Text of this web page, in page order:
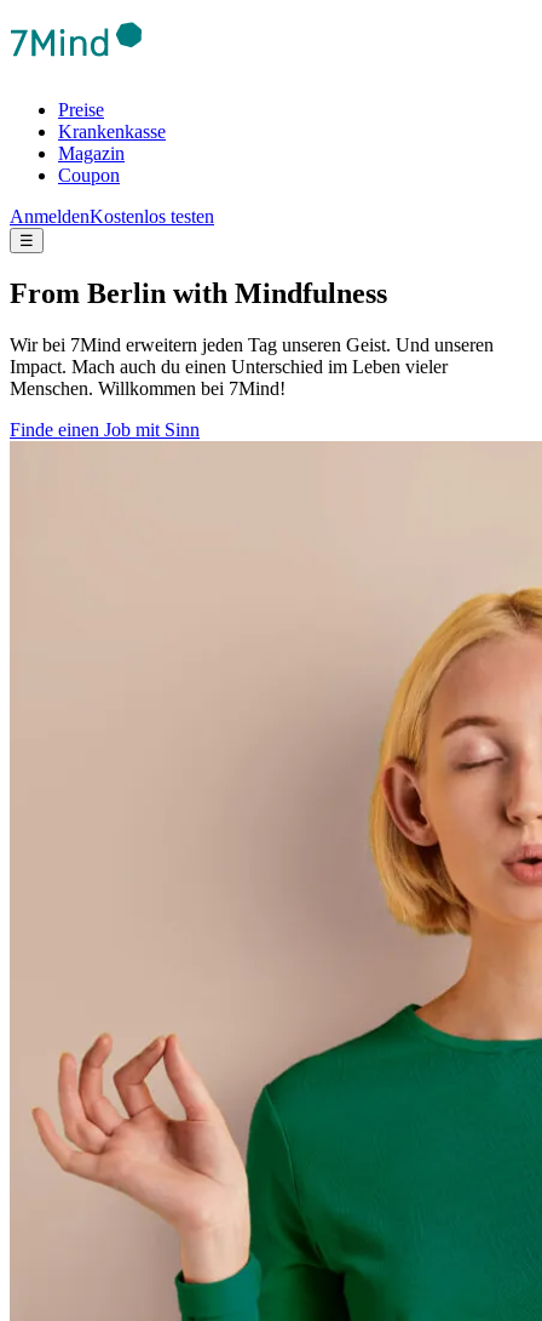
Preise
Krankenkasse
Magazin
Coupon
AnmeldenKostenlos testen
☰
From Berlin with Mindfulness
Wir bei 7Mind erweitern jeden Tag unseren Geist. Und unseren
Impact. Mach auch du einen Unterschied im Leben vieler
Menschen. Willkommen bei 7Mind!
Finde einen Job mit Sinn